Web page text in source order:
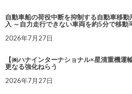
自動車船の荷役中断を抑制する自動車移
入 ～自力走行できない車両を約5分で移動
2026年7月27日
【㈱ハナインターナショナル×星清重機運
更なる強化ねらう
2026年7月27日